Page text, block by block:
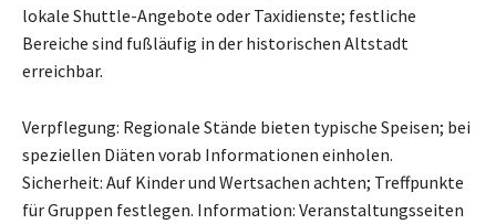
lokale Shuttle-Angebote oder Taxidienste; festliche
Bereiche sind fußläufig in der historischen Altstadt
erreichbar.
Verpflegung: Regionale Stände bieten typische Speisen; bei
speziellen Diäten vorab Informationen einholen.
Sicherheit: Auf Kinder und Wertsachen achten; Treffpunkte
für Gruppen festlegen. Information: Veranstaltungsseiten